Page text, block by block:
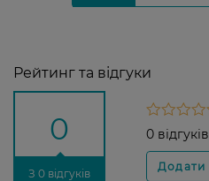
Рейтинг та відгуки
0
З 0 відгуків
0 відгуків